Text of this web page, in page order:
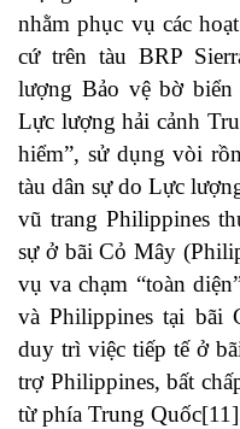
nhằm phục vụ các
cứ trên tàu BRP
lượng Bảo vệ bờ biển
Lực lượng hải cảnh
hiểm”, sử dụng vòi
tàu dân sự do Lực
vũ trang Philippines
sự ở bãi Cỏ Mây
vụ va chạm “toàn
và Philippines tại bãi
duy trì việc tiếp tế ở
trợ Philippines, bất
từ phía Trung Quốc[11]